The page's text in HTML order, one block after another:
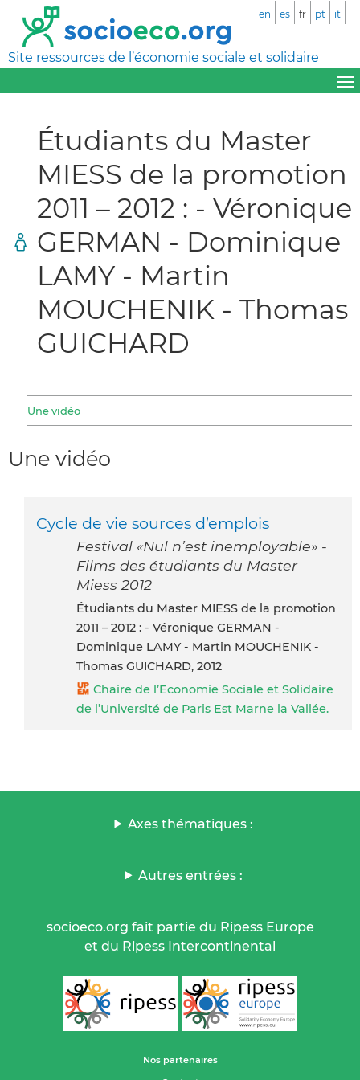
Site ressources de l’économie sociale et solidaire
en es fr pt it
Étudiants du Master
MIESS de la promotion
2011 – 2012 : - Véronique
GERMAN - Dominique
LAMY - Martin
MOUCHENIK - Thomas
GUICHARD
Une vidéo
Une vidéo
Cycle de vie sources d’emplois
Festival «Nul n’est inemployable» -
Films des étudiants du Master
Miess 2012
Étudiants du Master MIESS de la promotion
2011 – 2012 : - Véronique GERMAN -
Dominique LAMY - Martin MOUCHENIK -
Thomas GUICHARD, 2012
Chaire de l’Economie Sociale et Solidaire
de l’Université de Paris Est Marne la Vallée.
Axes thématiques :
Autres entrées :
socioeco.org fait partie du Ripess Europe
et du Ripess Intercontinental
Nos partenaires